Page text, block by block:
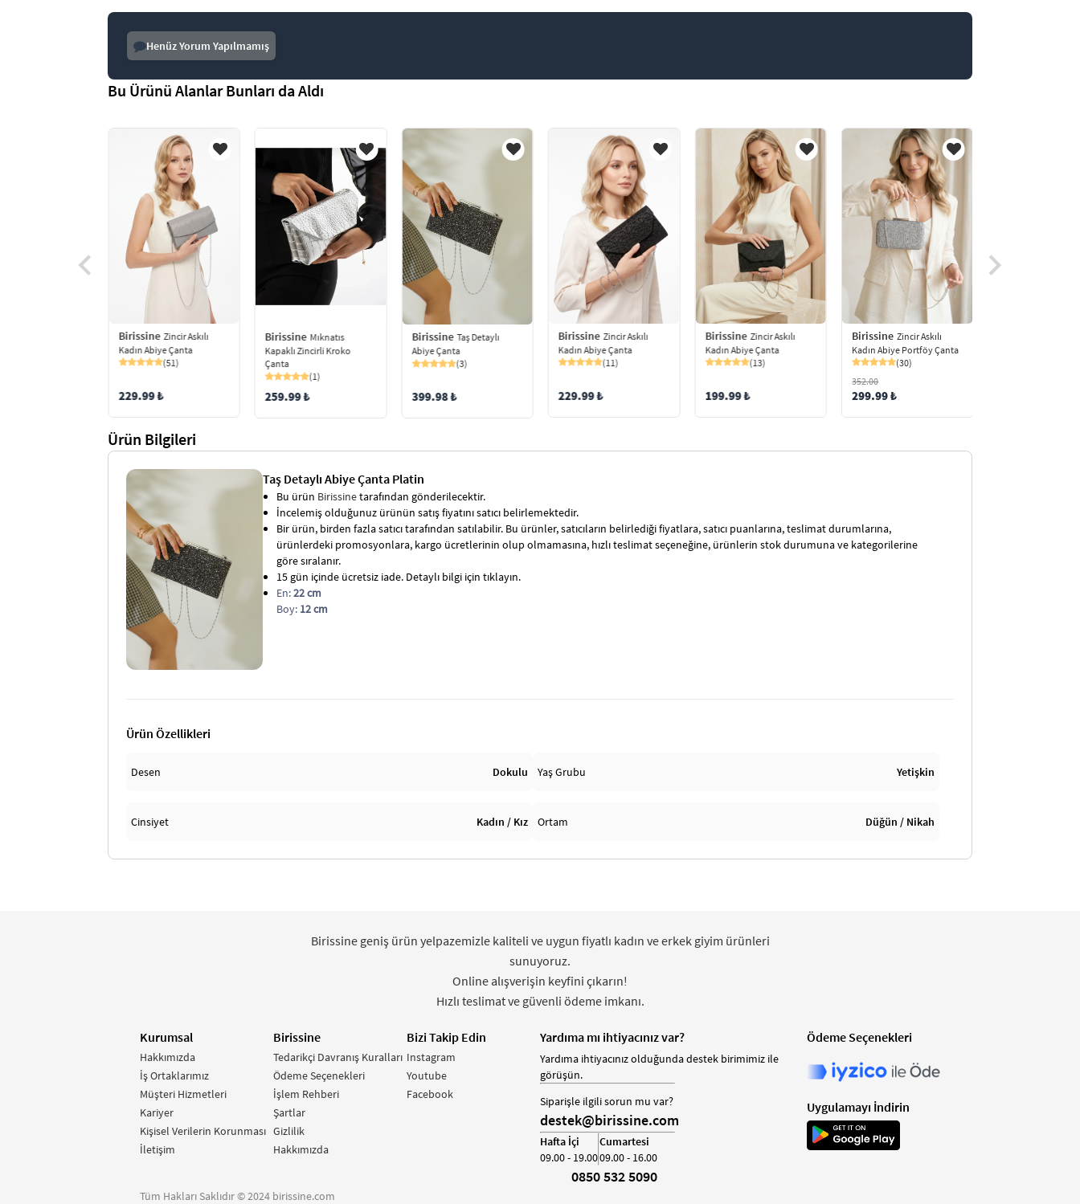
Henüz Yorum Yapılmamış
Bu Ürünü Alanlar Bunları da Aldı
Birissine Zincir Askılı
Kadın Abiye Çanta
(51)
229.99 ₺
Birissine Mıknatıs
Kapaklı Zincirli Kroko
Çanta
(1)
259.99 ₺
Birissine Taş Detaylı
Abiye Çanta
(3)
399.98 ₺
Birissine Zincir Askılı
Kadın Abiye Çanta
(11)
229.99 ₺
Birissine Zincir Askılı
Kadın Abiye Çanta
(13)
199.99 ₺
Birissine Zincir Askılı
Kadın Abiye Portföy Çanta
(30)
352.00
299.99 ₺
Ürün Bilgileri
Taş Detaylı Abiye Çanta Platin
Bu ürün Birissinetarafından gönderilecektir.
İncelemiş olduğunuz ürünün satış fiyatını satıcı belirlemektedir.
Bir ürün, birden fazla satıcı tarafından satılabilir. Bu ürünler, satıcıların belirlediği fiyatlara, satıcı puanlarına, teslimat durumlarına,
ürünlerdeki promosyonlara, kargo ücretlerinin olup olmamasına, hızlı teslimat seçeneğine, ürünlerin stok durumuna ve kategorilerine
göre sıralanır.
15 gün içinde ücretsiz iade. Detaylı bilgi için tıklayın.
En:22 cm
Boy: 12 cm
Ürün Özellikleri
Desen Dokulu Yaş Grubu Yetişkin
Cinsiyet Kadın / Kız Ortam Düğün / Nikah
Birissine geniş ürün yelpazemizle kaliteli ve uygun fiyatlı kadın ve erkek giyim ürünleri
sunuyoruz.
Online alışverişin keyfini çıkarın!
Hızlı teslimat ve güvenli ödeme imkanı.
Kurumsal
Hakkımızda
İş Ortaklarımız
Müşteri Hizmetleri
Kariyer
Kişisel Verilerin Korunması
İletişim
Birissine
Tedarikçi Davranış Kuralları
Ödeme Seçenekleri
İşlem Rehberi
Şartlar
Gizlilik
Hakkımızda
Bizi Takip Edin
Instagram
Youtube
Facebook
Yardıma mı ihtiyacınız var?
Yardıma ihtiyacınız olduğunda destek birimimiz ile
görüşün.
Siparişle ilgili sorun mu var?
destek@birissine.com
Hafta İçi
09.00 - 19.00
Cumartesi
09.00 - 16.00
0850 532 5090
Ödeme Seçenekleri
Uygulamayı İndirin
Tüm Hakları Saklıdır © 2024 birissine.com